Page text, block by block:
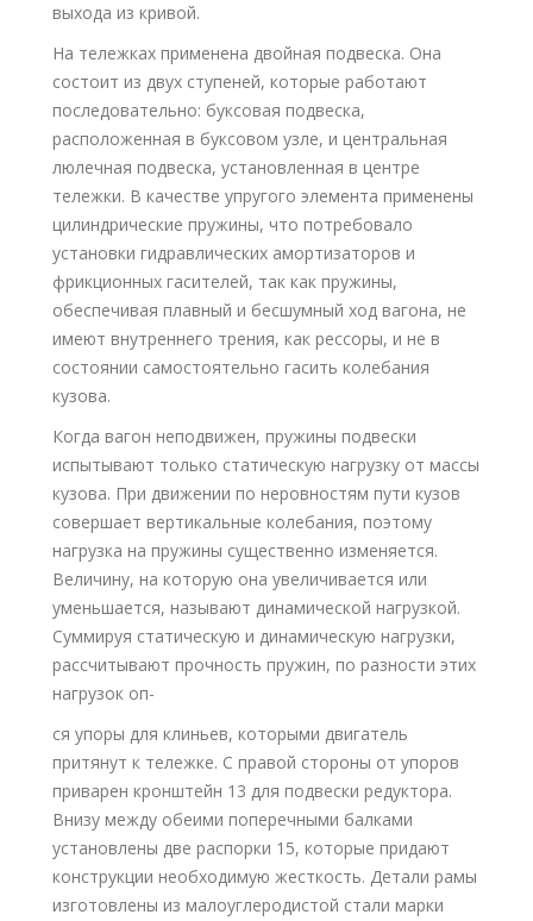
выхода из кривой.
На тележках применена двойная подвеска. Она
состоит из двух ступеней, которые работают
последовательно: буксовая подвеска,
расположенная в буксовом узле, и центральная
люлечная подвеска, установленная в центре
тележки. В качестве упругого элемента применены
цилиндрические пружины, что потребовало
установки гидравлических амортизаторов и
фрикционных гасителей, так как пружины,
обеспечивая плавный и бесшумный ход вагона, не
имеют внутреннего трения, как рессоры, и не в
состоянии самостоятельно гасить колебания
кузова.
Когда вагон неподвижен, пружины подвески
испытывают только статическую нагрузку от массы
кузова. При движении по неровностям пути кузов
совершает вертикальные колебания, поэтому
нагрузка на пружины существенно изменяется.
Величину, на которую она увеличивается или
уменьшается, называют динамической нагрузкой.
Суммируя статическую и динамическую нагрузки,
рассчитывают прочность пружин, по разности этих
нагрузок оп-
ся упоры для клиньев, которыми двигатель
притянут к тележке. С правой стороны от упоров
приварен кронштейн 13 для подвески редуктора.
Внизу между обеими поперечными балками
установлены две распорки 15, которые придают
конструкции необходимую жесткость. Детали рамы
изготовлены из малоуглеродистой стали марки